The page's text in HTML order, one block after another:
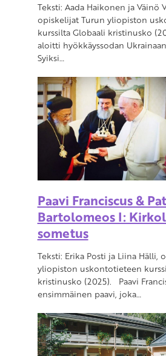
Teksti: Aada Haikonen ja Väinö
opiskelijat Turun yliopiston
kurssilta Globaali kristinusko
aloitti hyökkäyssodan
Syiksi…
Paavi Franciscus &
Bartolomeos I:
sometus
Teksti: Erika Posti ja Liina Hälli,
yliopiston uskontotieteen
kristinusko (2025). Paavi
ensimmäinen paavi, joka…